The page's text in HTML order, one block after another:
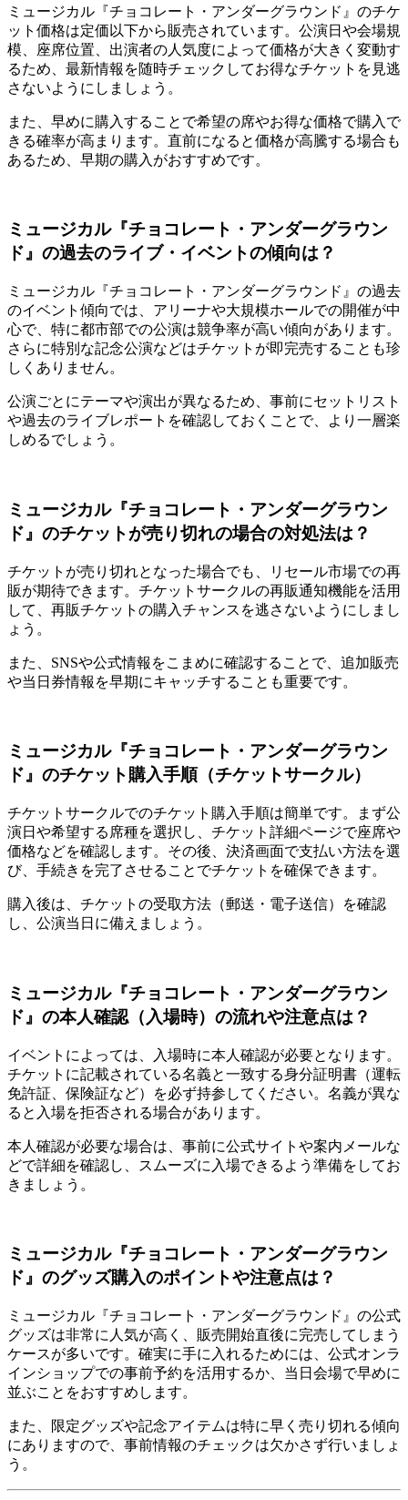
ミュージカル『チョコレート・アンダーグラウンド』のチケ
ット価格は定価以下から販売されています。公演日や会場規
模、座席位置、出演者の人気度によって価格が大きく変動す
るため、最新情報を随時チェックしてお得なチケットを見逃
さないようにしましょう。
また、早めに購入することで希望の席やお得な価格で購入で
きる確率が高まります。直前になると価格が高騰する場合も
あるため、早期の購入がおすすめです。
ミュージカル『チョコレート・アンダーグラウン
ド』の過去のライブ・イベントの傾向は？
ミュージカル『チョコレート・アンダーグラウンド』の過去
のイベント傾向では、アリーナや大規模ホールでの開催が中
心で、特に都市部での公演は競争率が高い傾向があります。
さらに特別な記念公演などはチケットが即完売することも珍
しくありません。
公演ごとにテーマや演出が異なるため、事前にセットリスト
や過去のライブレポートを確認しておくことで、より一層楽
しめるでしょう。
ミュージカル『チョコレート・アンダーグラウン
ド』のチケットが売り切れの場合の対処法は？
チケットが売り切れとなった場合でも、リセール市場での再
販が期待できます。チケットサークルの再販通知機能を活用
して、再販チケットの購入チャンスを逃さないようにしまし
ょう。
また、SNSや公式情報をこまめに確認することで、追加販売
や当日券情報を早期にキャッチすることも重要です。
ミュージカル『チョコレート・アンダーグラウン
ド』のチケット購入手順（チケットサークル）
チケットサークルでのチケット購入手順は簡単です。まず公
演日や希望する席種を選択し、チケット詳細ページで座席や
価格などを確認します。その後、決済画面で支払い方法を選
び、手続きを完了させることでチケットを確保できます。
購入後は、チケットの受取方法（郵送・電子送信）を確認
し、公演当日に備えましょう。
ミュージカル『チョコレート・アンダーグラウン
ド』の本人確認（入場時）の流れや注意点は？
イベントによっては、入場時に本人確認が必要となります。
チケットに記載されている名義と一致する身分証明書（運転
免許証、保険証など）を必ず持参してください。名義が異な
ると入場を拒否される場合があります。
本人確認が必要な場合は、事前に公式サイトや案内メールな
どで詳細を確認し、スムーズに入場できるよう準備をしてお
きましょう。
ミュージカル『チョコレート・アンダーグラウン
ド』のグッズ購入のポイントや注意点は？
ミュージカル『チョコレート・アンダーグラウンド』の公式
グッズは非常に人気が高く、販売開始直後に完売してしまう
ケースが多いです。確実に手に入れるためには、公式オンラ
インショップでの事前予約を活用するか、当日会場で早めに
並ぶことをおすすめします。
また、限定グッズや記念アイテムは特に早く売り切れる傾向
にありますので、事前情報のチェックは欠かさず行いましょ
う。